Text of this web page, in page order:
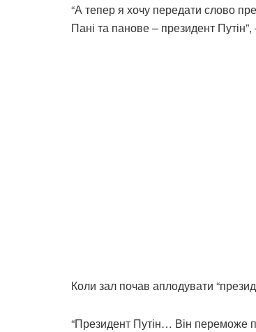
“А тепер я хочу передати слово
Пані та панове – президент
Коли зал почав аплодувати
“Президент Путін… Він переможе